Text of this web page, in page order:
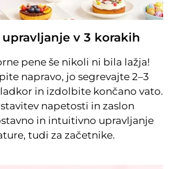
v 3 korakih
pene še nikoli ni bila lažja!
napravo, jo segrevajte 2–3
in izdolbite končano vato.
napetosti in zaslon
in intuitivno upravljanje
tudi za začetnike.